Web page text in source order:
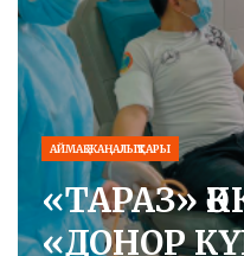
АЙМАҚ ЖАҢАЛЫҚТАРЫ
«ТАРАЗ»
«ДОНОР